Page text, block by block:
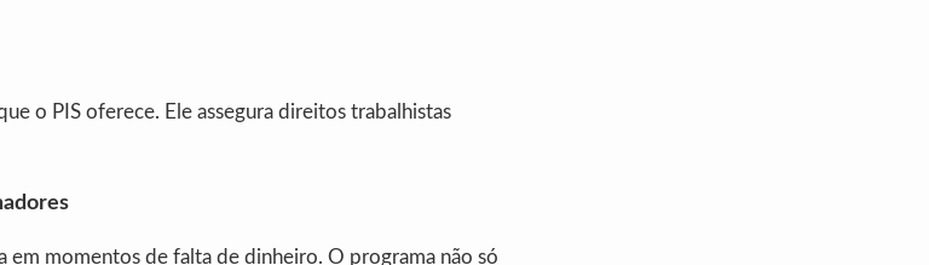
o PIS oferece. Ele assegura direitos trabalhistas
em momentos de falta de dinheiro. O programa não só